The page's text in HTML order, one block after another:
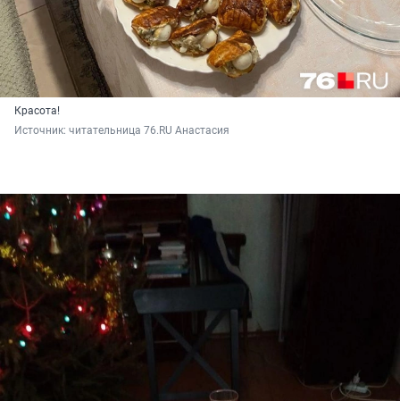
Красота!
Источник: читательница 76.RU Анастасия